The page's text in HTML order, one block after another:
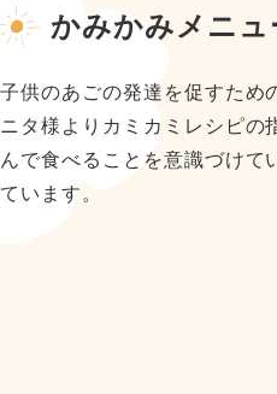
かみかみメニュ
子供のあごの発達を促すため
ニタ様よりカミカミレシピの
んで食べることを意識づけて
ています。